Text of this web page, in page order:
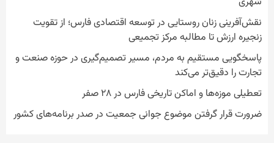
نقش‌آفرینی زنان روستایی در توسعه اقتصادی فارس؛ از تقویت
زنجیره ارزش تا مطالبه مرکز تجمیعی
پاسخگویی مستقیم به مردم، مسیر تصمیم‌گیری در حوزه صنعت و
تجارت را دقیق‌تر می‌کند
تعطیلی موزه‌ها و اماکن تاریخی فارس در ۲۸ صفر
ضرورت قرار گرفتن موضوع جوانی جمعیت در صدر برنامه‌های کشور